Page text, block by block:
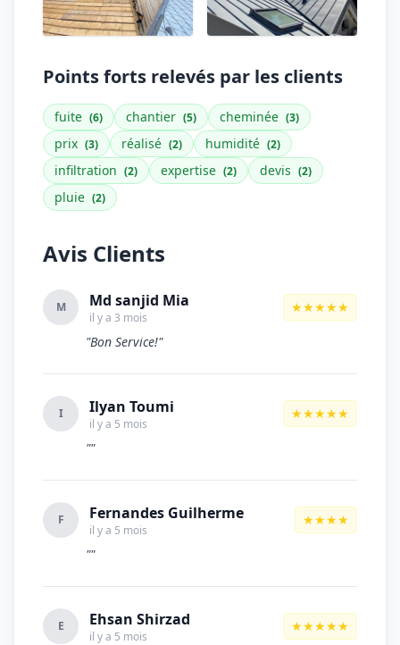
Points forts relevés par les clients
fuite (6) chantier (5) cheminée (3)
prix (3) réalisé (2) humidité (2)
infiltration (2) expertise (2) devis (2)
pluie (2)
Avis Clients
M Md sanjid Mia
il y a 3 mois
★★★★★
"Bon Service!"
I Ilyan Toumi
il y a 5 mois
★★★★★
""
F Fernandes Guilherme
il y a 5 mois
★★★★
""
E Ehsan Shirzad
il y a 5 mois
★★★★★